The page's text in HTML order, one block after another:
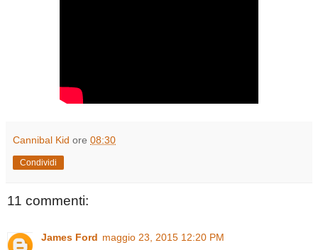
Cannibal Kid ore 08:30
Condividi
11 commenti:
James Ford maggio 23, 2015 12:20 PM